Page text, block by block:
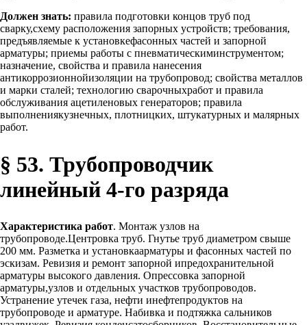
Должен знать: правила подготовки концов труб под
сварку,схему расположения запорных устройств; требования,
предъявляемые к установкефасонных частей и запорной
арматуры; приемы работы с пневматическиминструментом;
назначение, свойства и правила нанесения
антикоррозионнойизоляции на трубопровод; свойства металлов
и марки сталей; технологию сварочныхработ и правила
обслуживания ацетиленовых генераторов; правила
выполнениякузнечных, плотницких, штукатурных и малярных
работ.
§ 53. Трубопроводчик
линейный 4-го разряда
Характеристика работ. Монтаж узлов на
трубопроводе.Центровка труб. Гнутье труб диаметром свыше
200 мм. Разметка и установкаарматуры и фасонных частей по
эскизам. Ревизия и ремонт запорной ипредохранительной
арматуры высокого давления. Опрессовка запорной
арматуры,узлов и отдельных участков трубопроводов.
Устранение утечек газа, нефти инефтепродуктов на
трубопроводе и арматуре. Набивка и подтяжка сальников